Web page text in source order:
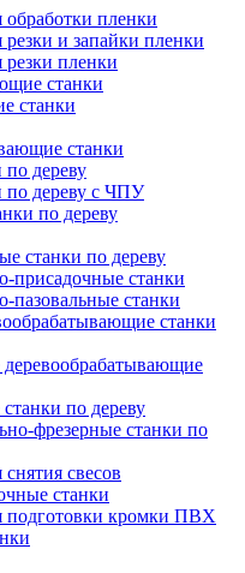
обработки пленки
и запайки пленки
резки пленки
станки
станки
станки
дереву
по дереву с ЧПУ
по дереву
станки по дереву
присадочные станки
пазовальные станки
станки
по дереву
фрезерные станки по
свесов
станки
подготовки кромки ПВХ